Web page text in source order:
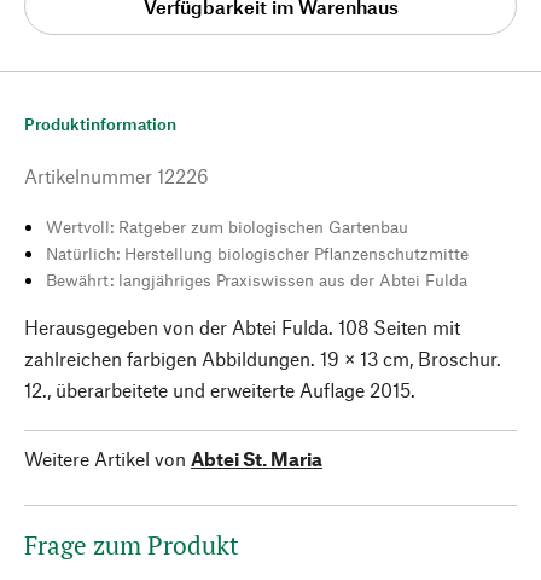
Verfügbarkeit im Warenhaus
Produktinformation
Artikelnummer 12226
Wertvoll: Ratgeber zum biologischen Gartenbau
Natürlich: Herstellung biologischer Pflanzenschutzmitte
Bewährt: langjähriges Praxiswissen aus der Abtei Fulda
Herausgegeben von der Abtei Fulda. 108 Seiten mit
zahlreichen farbigen Abbildungen. 19 × 13 cm, Broschur.
12., überarbeitete und erweiterte Auflage 2015.
Weitere Artikel von Abtei St. Maria
Frage zum Produkt